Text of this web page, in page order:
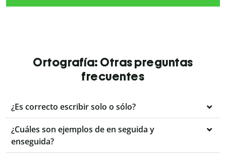
Ortografía: Otras preguntas
frecuentes
¿Es correcto escribir solo o sólo?
¿Cuáles son ejemplos de en seguida y
enseguida?